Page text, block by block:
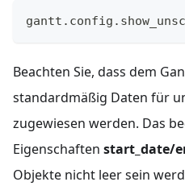
gantt . config .
Beachten Sie, dass dem
standardmäßig Daten für
zugewiesen werden. Das
Eigenschaften start_date/
Objekte nicht leer sein